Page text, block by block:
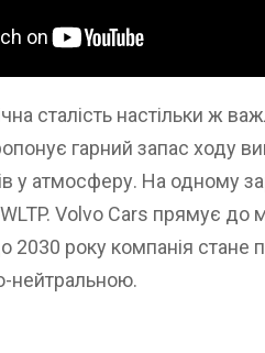
сталість настільки ж
гарний запас ходу
у атмосферу. На одному
Volvo Cars прямує до
2030 року компанія стане
нейтральною.